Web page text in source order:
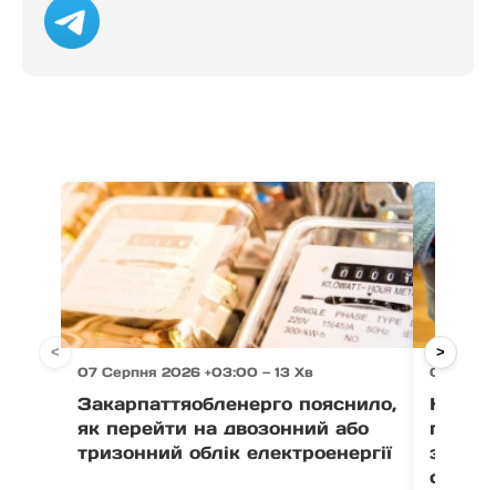
07 Серпня 2026 +03:00 — 13 Хв
Закарпаттяобленерго пояснило,
як перейти на двозонний або
тризонний облік електроенергії
07
На
< >